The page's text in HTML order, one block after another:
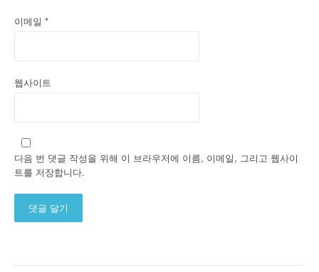
이메일 *
웹사이트
다음 번 댓글 작성을 위해 이 브라우저에 이름, 이메일, 그리고 웹사이
트를 저장합니다.